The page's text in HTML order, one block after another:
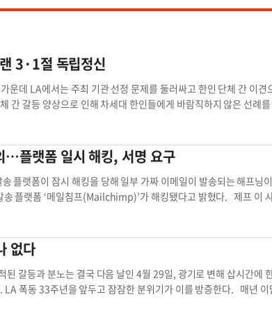
3·1절 독립정신
운데 LA에서는 주최 기관 선정 문제를 둘러싸고 한인 단체 간 이견
간 갈등 양상으로 인해 차세대 한인들에게 바람직하지 않은 선례
정이다. 제프 이 한인회 사무국장은 26일 본지와의 통화에서 “현
에 임원진이 뜻을 모아 독립유공자들을 추모하는 헌화식으로라도
인회가 3·1절 기념식을 열지 않고 자체 헌화식으로 대신하는 것은
동의 근원지로 불리는 중가주 리들리 독립문 앞에서 3·1절 기념식
여 명의 참여를 끌어낸 바 있다. 두 행사 모두 대한인국민회기념
초 LA 지역 단체들과 함께 기념행사 준비 회의를 열고, 여러 단체
개최 방안을 제안했다. 행사 홍보물 역시 주최·주관 기관을 구분해
의에 참석한 대한인국민회기념재단(이사장 제니퍼 최) 측 입장은
금을 지원받고 있는 만큼, 예산 집행과 행정적 책임을 고려해 대
부에서 내려온 공문에 행사 주최 기관을 대한인국민회기념재단으
명시를 두고 입장 차이를 좁히지 못했고, 한인회는 기념식 개최 실
…플랫폼 일시 해킹, 서명 요구
플랫폼이 잠시 해킹을 당해 일부 가짜 이메일이 발송되는 해프
송 플랫폼 ‘메일침프(Mailchimp)’가 해킹됐다고 밝혔다. 제프 이
자가 별도의 로그인 없이 바로 문서에 접속해 서명이 가능하다.
도큐사인 문서는 구글 계정 로그인을 요구했다. 이 사무국장은 “
킹 정황을 확인했다”며 “사실 인지 후 바로 조처해 10분 안에 문제
이메일 주소 이외의 개인정보는 담겨 있지 않았다”고 덧붙였다.
없다
갈등과 분노는 결국 다음 날인 4월 29일, 광기로 변해 삽시간에
폭동 33주년을 앞두고 잠잠한 분위기가 이를 방증한다. 매년 이